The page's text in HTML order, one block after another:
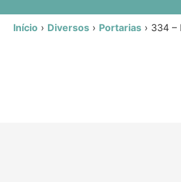
Início › Diversos › Portarias › 334 –